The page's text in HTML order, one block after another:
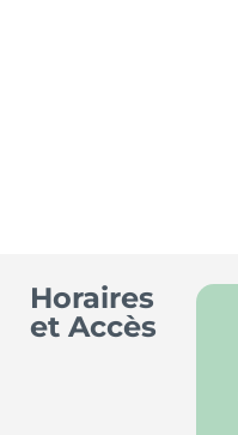
Horaires
et Accès